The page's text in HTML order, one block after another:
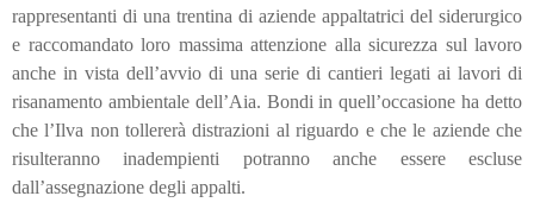
rappresentanti di una trentina di aziende appaltatrici del siderurgico
e raccomandato loro massima attenzione alla sicurezza sul lavoro
anche in vista dell’avvio di una serie di cantieri legati ai lavori di
risanamento ambientale dell’Aia. Bondi in quell’occasione ha detto
che l’Ilva non tollererà distrazioni al riguardo e che le aziende che
risulteranno inadempienti potranno anche essere escluse
dall’assegnazione degli appalti.